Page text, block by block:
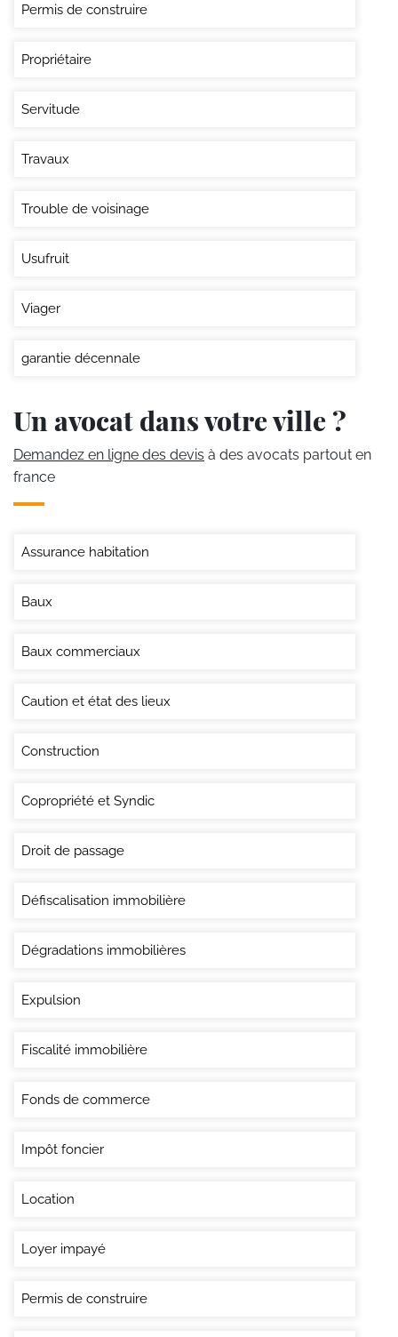
Permis de construire
Propriétaire
Servitude
Travaux
Trouble de voisinage
Usufruit
Viager
garantie décennale
Un avocat dans votre ville ?
Demandez en ligne des devis à des avocats partout en
france
Assurance habitation
Baux
Baux commerciaux
Caution et état des lieux
Construction
Copropriété et Syndic
Droit de passage
Défiscalisation immobilière
Dégradations immobilières
Expulsion
Fiscalité immobilière
Fonds de commerce
Impôt foncier
Location
Loyer impayé
Permis de construire